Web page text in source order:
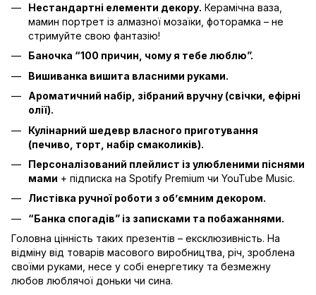
Нестандартні елементи декору. Керамічна ваза,
мамин портрет із алмазної мозаїки, фоторамка – не
стримуйте свою фантазію!
Баночка “100 причин, чому я тебе люблю”.
Вишиванка вишита власними руками.
Ароматичний набір, зібраний вручну (свічки, ефірні
олії).
Кулінарний шедевр власного приготування
(печиво, торт, набір смаколиків).
Персоналізований плейлист із улюбленими піснями
мами + підписка на Spotify Premium чи YouTube Music.
Листівка ручної роботи з об’ємним декором.
“Банка спогадів” із записками та побажаннями.
Головна цінність таких презентів – ексклюзивність. На
відміну від товарів масового виробництва, річ, зроблена
своїми руками, несе у собі енергетику та безмежну
любов люблячої доньки чи сина.